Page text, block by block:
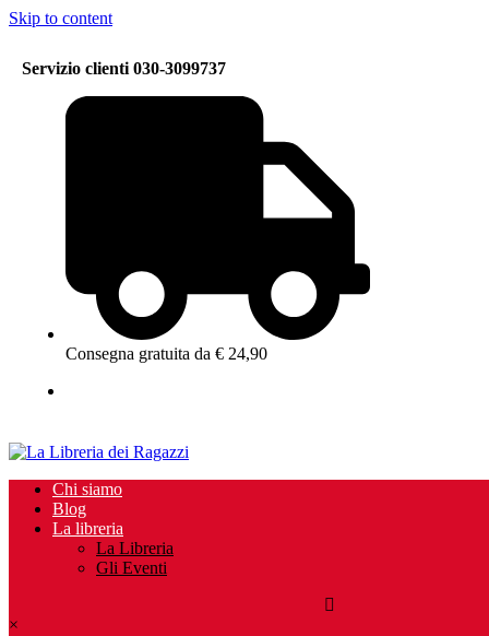
Skip to content
Servizio clienti 030-3099737
Consegna gratuita da € 24,90
Chi siamo
Blog
La libreria
La Libreria
Gli Eventi
×